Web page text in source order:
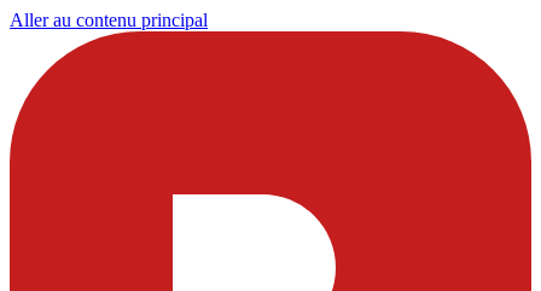
Aller au contenu principal